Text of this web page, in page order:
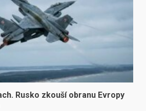
Rusko zkouší obranu Evropy